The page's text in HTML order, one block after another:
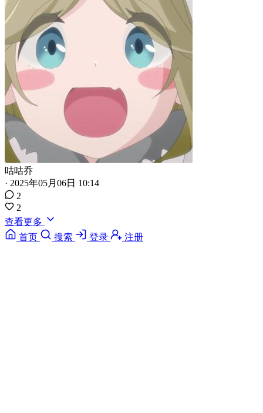
咕咕乔
· 2025年05月06日 10:14
2
2
查看更多
首页
搜索 登录 注册